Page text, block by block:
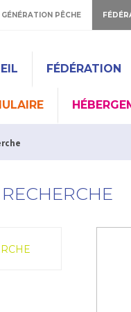
GÉNÉRATION PÊCHE
FÉDÉRATION